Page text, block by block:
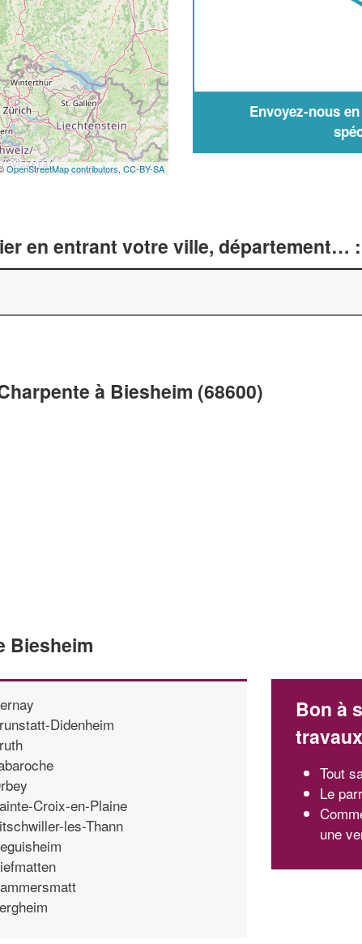
OpenStreetMap contributors, CC-BY-SA
Envoyez-nous
en entrant votre ville, département… :
à Biesheim (68600)
Biesheim
Didenheim
Croix-en-Plaine
les-Thann
Bon à
travaux
Tout
Le
une